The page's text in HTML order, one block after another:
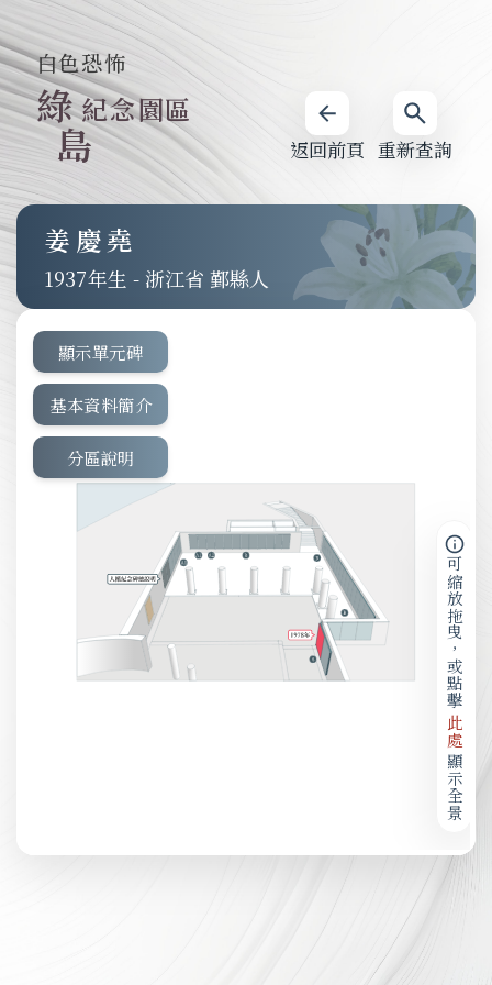
重新查詢
返回前頁
白色恐怖
綠
島
紀念園區
姜慶堯
1937 - 浙江省 鄞縣人
顯示單元碑
基本資料簡介
分區說明
可縮放拖曳，或點擊
此處
顯示全景